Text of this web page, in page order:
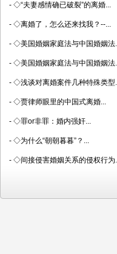
- ◇“夫妻感情确已破裂”的离婚...
- ◇离婚了，怎么还来找我？--...
- ◇美国婚姻家庭法与中国婚姻法
- ◇美国婚姻家庭法与中国婚姻法
- ◇浅谈对离婚案件几种特殊类型
- ◇贾律师眼里的中国式离婚...
- ◇罪or非罪：婚内强奸...
- ◇为什么“朝朝暮暮”？...
- ◇间接侵害婚姻关系的侵权行为